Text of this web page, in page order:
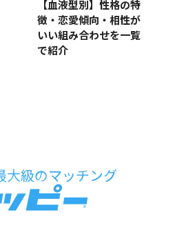
【血液型別】性格の特
徴・恋愛傾向・相性が
いい組み合わせを一覧
で紹介